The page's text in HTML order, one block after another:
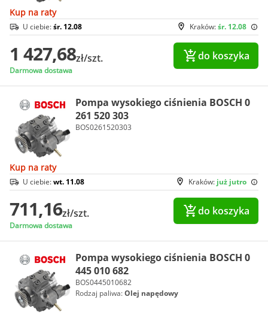
Kup na raty
Kraków:śr. 12.08
U ciebie:śr. 12.08
1 427,68zł/szt.
Darmowa dostawa
do koszyka
Pompa wysokiego ciśnienia BOSCH 0
261 520 303
BOS0261520303
Kup na raty
Kraków: już jutro
U ciebie:wt. 11.08
711,16zł/szt.
Darmowa dostawa
do koszyka
Pompa wysokiego ciśnienia BOSCH 0
445 010 682
BOS0445010682
Rodzaj paliwa:Olej napędowy